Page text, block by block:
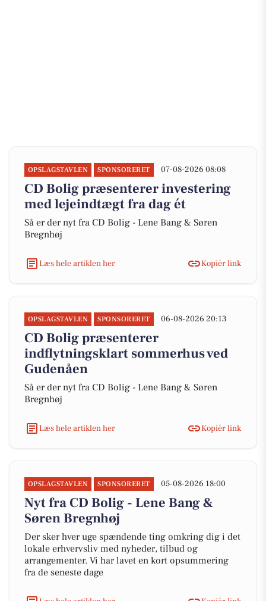
OPSLAGSTAVLEN SPONSORERET 07-08-2026 08:08
CD Bolig præsenterer investering
med lejeindtægt fra dag ét
Så er der nyt fra CD Bolig - Lene Bang & Søren
Bregnhøj
Læs hele artiklen her Kopiér link
OPSLAGSTAVLEN SPONSORERET 06-08-2026 20:13
CD Bolig præsenterer
indflytningsklart sommerhus ved
Gudenåen
Så er der nyt fra CD Bolig - Lene Bang & Søren
Bregnhøj
Læs hele artiklen her Kopiér link
OPSLAGSTAVLEN SPONSORERET 05-08-2026 18:00
Nyt fra CD Bolig - Lene Bang &
Søren Bregnhøj
Der sker hver uge spændende ting omkring dig i det
lokale erhvervsliv med nyheder, tilbud og
arrangementer. Vi har lavet en kort opsummering
fra de seneste dage